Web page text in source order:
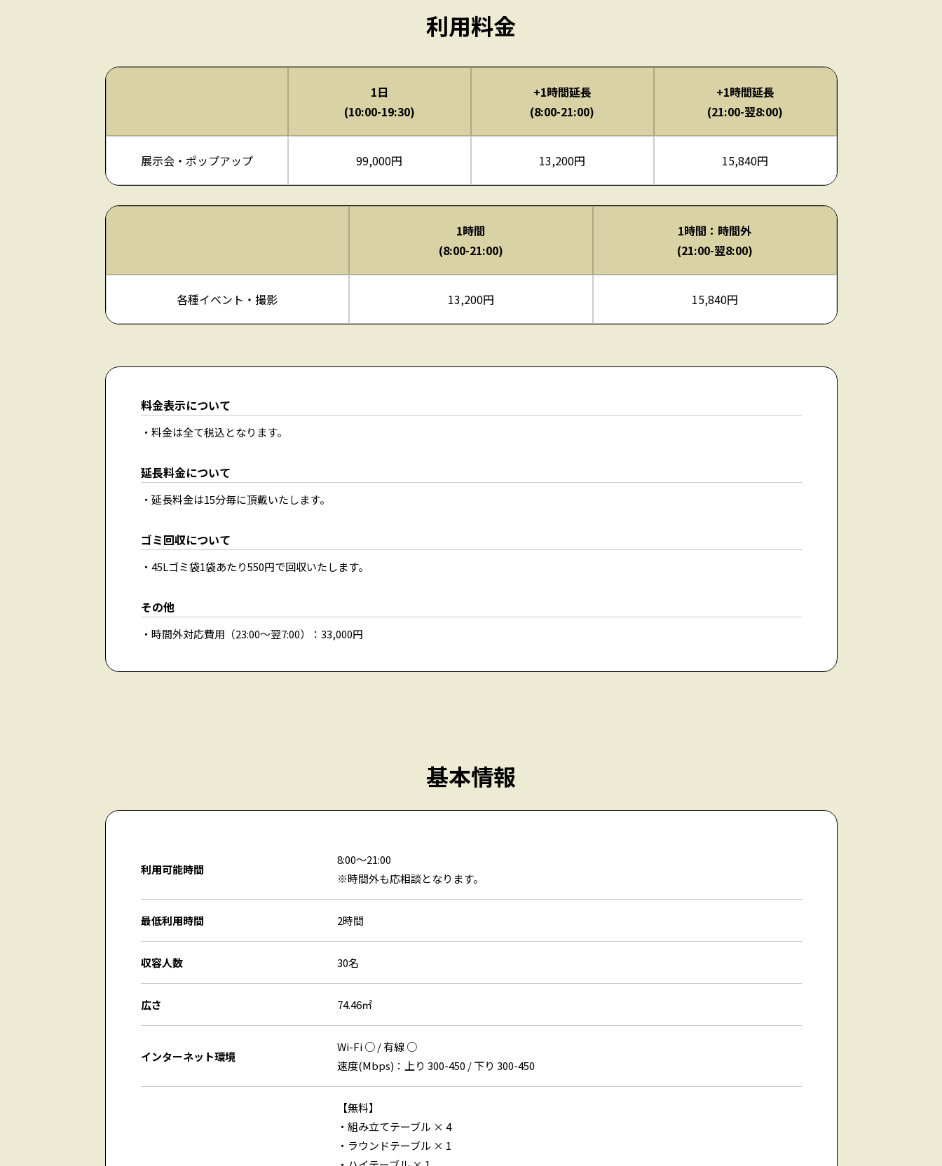
利用料金
1日
(10:00-19:30)
+1時間延長
(8:00-21:00)
+1時間延長
(21:00-翌8:00)
展示会・ポップアップ 99,000円 13,200円 15,840円
1時間
(8:00-21:00)
1時間：時間外
(21:00-翌8:00)
各種イベント・撮影 13,200円 15,840円
料金表示について
料金は全て税込となります。
延長料金について
延長料金は15分毎に頂戴いたします。
ゴミ回収について
45Lゴミ袋1袋あたり550円で回収いたします。
その他
時間外対応費用（23:00〜翌7:00）：33,000円
基本情報
利用可能時間
8:00〜21:00
※時間外も応相談となります。
最低利用時間 2時間
収容人数 30名
広さ 74.46㎡
インターネット環境
Wi-Fi ○ / 有線 ○
速度(Mbps)：上り 300-450 / 下り 300-450
【無料】
・組み立てテーブル × 4
・ラウンドテーブル × 1